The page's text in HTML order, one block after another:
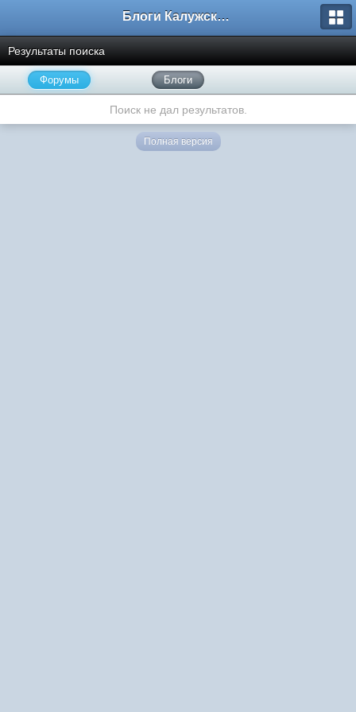
Блоги Калужского перекрестка
Результаты поиска
Форумы Блоги
Поиск не дал результатов.
Полная версия